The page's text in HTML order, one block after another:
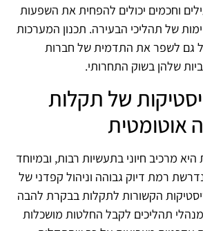
וחכמים יכולים להפחית את השפעות
של תהליכי הבעירה. תכנון המערכות
גם לשפר את התדמית של חברות
שלהן בשוק התחרותי.
של תקלות
אוטומטית
מרכיב חיוני בתעשיות רבות, ובמיוחד
רמת דיוק גבוהה וניהול קפדני של
הקשורות לתקלות בבקרת להבה
תהליכים לקבל החלטות מושכלות